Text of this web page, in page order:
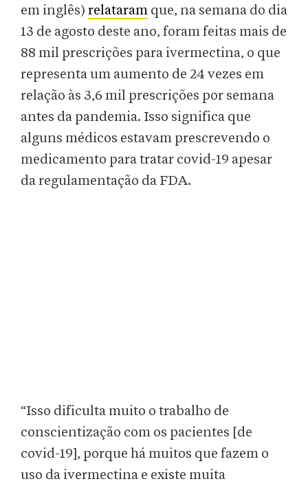
em inglês) relataram que, na semana do dia
13 de agosto deste ano, foram feitas mais de
88 mil prescrições para ivermectina, o que
representa um aumento de 24 vezes em
relação às 3,6 mil prescrições por semana
antes da pandemia. Isso significa que
alguns médicos estavam prescrevendo o
medicamento para tratar covid-19 apesar
da regulamentação da FDA.
“Isso dificulta muito o trabalho de
conscientização com os pacientes [de
covid-19], porque há muitos que fazem o
uso da ivermectina e existe muita